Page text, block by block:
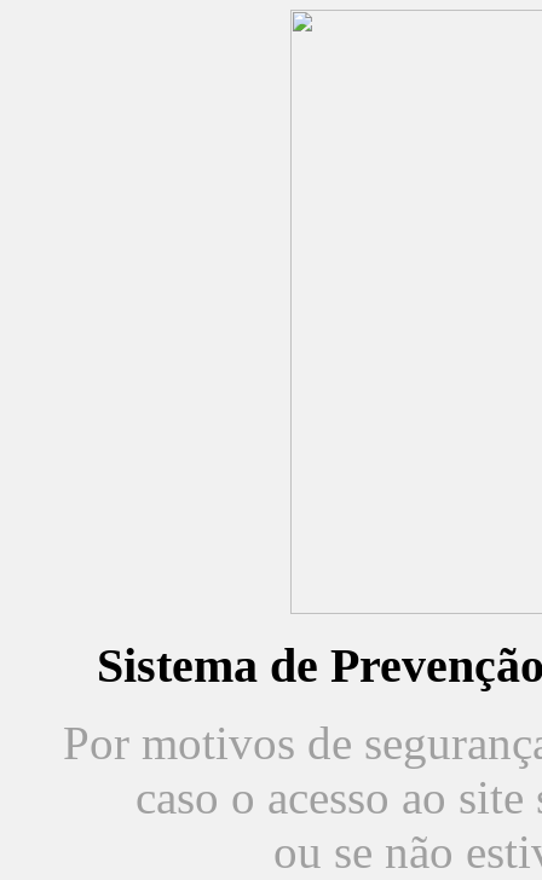
Sistema de
Por motivos de
caso o acesso ao
ou se não